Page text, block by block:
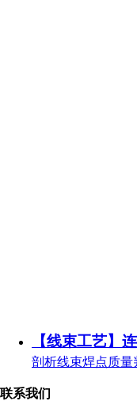
【线束工艺】
剖析线束焊点质
联系我们